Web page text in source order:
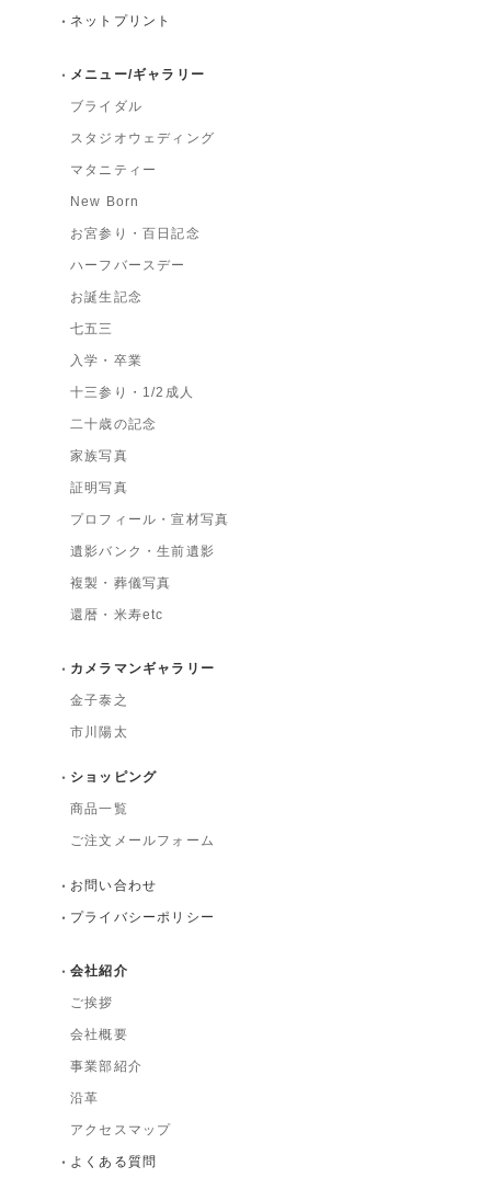
ネットプリント
メニュー/ギャラリー
ブライダル
スタジオウェディング
マタニティー
New Born
お宮参り・百日記念
ハーフバースデー
お誕生記念
七五三
入学・卒業
十三参り・1/2成人
二十歳の記念
家族写真
証明写真
プロフィール・宣材写真
遺影バンク・生前遺影
複製・葬儀写真
還暦・米寿etc
カメラマンギャラリー
金子泰之
市川陽太
ショッピング
商品一覧
ご注文メールフォーム
お問い合わせ
プライバシーポリシー
会社紹介
ご挨拶
会社概要
事業部紹介
沿革
アクセスマップ
よくある質問